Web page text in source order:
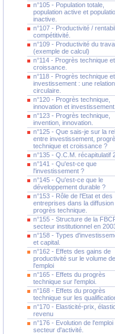
n°105 - Population totale,
population active et
inactive.
n°107 - Productivité /
compétitivité.
n°109 - Productivité du
(exemple de calcul)
n°114 - Progrès technique et
croissance.
n°118 - Progrès technique et
investissement : une relation
circulaire.
n°120 - Progrès technique,
innovation et investissement.
n°123 - Progrès technique,
invention, innovation.
n°125 - Que sais-je sur la
entre investissement,
technique et croissance ?
n°135 - Q.C.M. récapitulatif
n°141 - Qu'est-ce que
l'investissement ?
n°145 - Qu'est-ce que le
développement durable ?
n°153 - Rôle de l'Etat et des
entreprises dans la diffusion
progrès technique.
n°155 - Structure de la
secteur institutionnel en
n°158 - Types
et capital.
n°162 - Effets des gains de
productivité sur le volume de
l'emploi
n°165 - Effets du progrès
technique sur l'emploi.
n°168 - Effets du progrès
technique sur les
n°170 - Elasticité-prix,
revenu
n°176 - Evolution de l'emploi
secteur d'activité.